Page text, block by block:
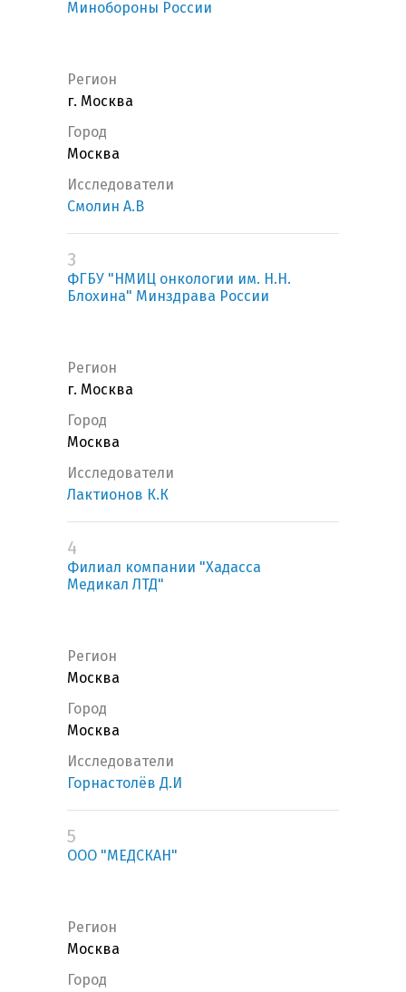
Минобороны России
Регион
г. Москва
Город
Москва
Исследователи
Смолин А.В
3
ФГБУ "НМИЦ онкологии им. Н.Н.
Блохина" Минздрава России
Регион
г. Москва
Город
Москва
Исследователи
Лактионов К.К
4
Филиал компании "Хадасса
Медикал ЛТД"
Регион
Москва
Город
Москва
Исследователи
Горнастолёв Д.И
5
ООО "МЕДСКАН"
Регион
Москва
Город